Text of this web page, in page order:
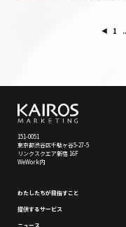
1
151-0051
東京都渋谷区千駄ヶ谷5-27-5
リンクスクエア新宿 16F
WeWork内
わたしたちが⽬指すこと
提供するサービス